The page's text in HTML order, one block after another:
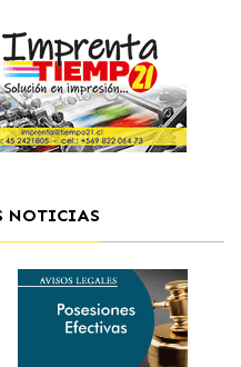
NOTICIAS